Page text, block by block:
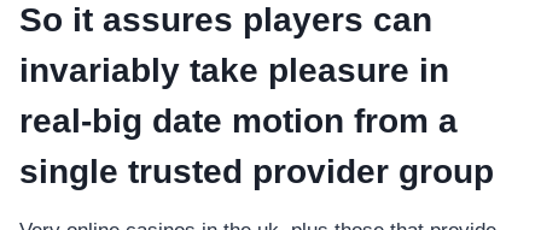
So it assures players can
invariably take pleasure in
real-big date motion from a
single trusted provider group